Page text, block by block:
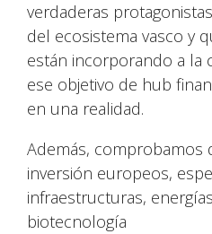
verdaderas
del ecosistema vasco y
están incorporando a la
ese objetivo de hub
en una realidad.
Además, comprobamos
inversión europeos,
infraestructuras,
biotecnología